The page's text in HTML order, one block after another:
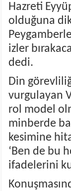
Hazreti
olduğuna
izler
dedi.
Din
vurgulayan
rol model
minberde
kesimine
‘Ben de bu
ifadelerini